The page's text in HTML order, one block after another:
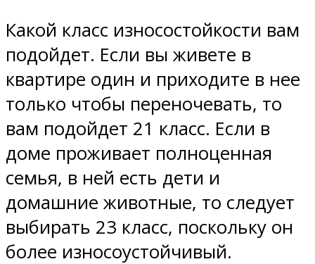
Какой класс износостойкости вам
подойдет. Если вы живете в
квартире один и приходите в нее
только чтобы переночевать, то
вам подойдет 21 класс. Если в
доме проживает полноценная
семья, в ней есть дети и
домашние животные, то следует
выбирать 23 класс, поскольку он
более износоустойчивый.